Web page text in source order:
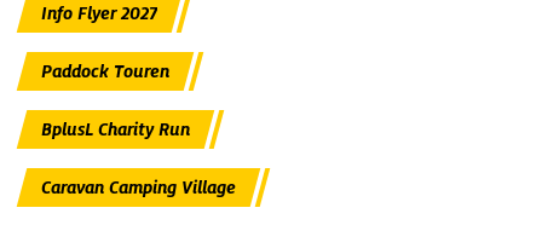
Info Flyer 2027
Paddock Touren
BplusL Charity Run
Caravan Camping Village